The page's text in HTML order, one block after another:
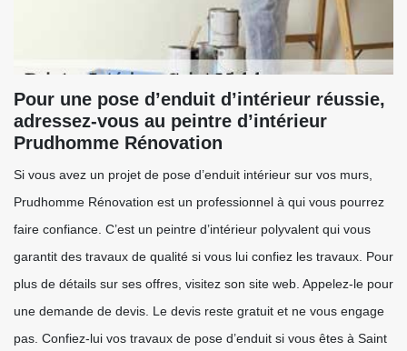
Pour une pose d’enduit d’intérieur réussie,
adressez-vous au peintre d’intérieur
Prudhomme Rénovation
Si vous avez un projet de pose d’enduit intérieur sur vos murs,
Prudhomme Rénovation est un professionnel à qui vous pourrez
faire confiance. C’est un peintre d’intérieur polyvalent qui vous
garantit des travaux de qualité si vous lui confiez les travaux. Pour
plus de détails sur ses offres, visitez son site web. Appelez-le pour
une demande de devis. Le devis reste gratuit et ne vous engage
pas. Confiez-lui vos travaux de pose d’enduit si vous êtes à Saint